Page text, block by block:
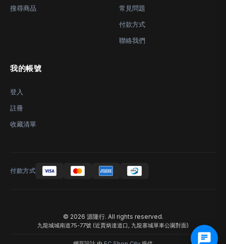
搜尋商品
常見問題
付款方式
聯絡我們
我的帳號
登入
註冊
收藏清單
付款方式
© 2026 源隆行. All rights reserved.
九龍城城南道75-77號 (近賈炳達道口, 九龍寨城單車公園對面)